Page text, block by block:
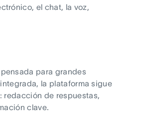
el chat, la voz,
para grandes
la plataforma sigue
redacción de respuestas,
clave.